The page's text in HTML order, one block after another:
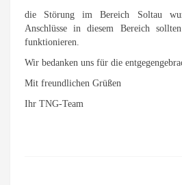
die Störung im Bereich Soltau
Anschlüsse in diesem Bereich
funktionieren.
Wir bedanken uns für die
Mit freundlichen Grüßen
Ihr TNG-Team